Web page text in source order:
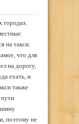
городах
на такси.
что для
на дорогу,
ехать, и
также
пути
поэтому не